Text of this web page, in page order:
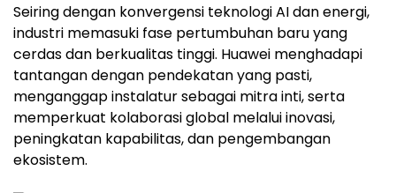
Seiring dengan konvergensi teknologi AI dan energi,
industri memasuki fase pertumbuhan baru yang
cerdas dan berkualitas tinggi. Huawei menghadapi
tantangan dengan pendekatan yang pasti,
menganggap instalatur sebagai mitra inti, serta
memperkuat kolaborasi global melalui inovasi,
peningkatan kapabilitas, dan pengembangan
ekosistem.